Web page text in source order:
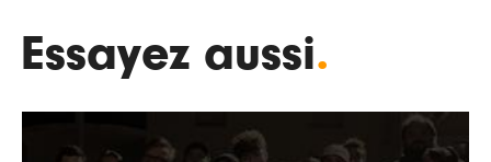
Essayez aussi.